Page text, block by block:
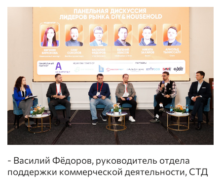
- Василий Фёдоров, руководитель отдела
поддержки коммерческой деятельности, СТД